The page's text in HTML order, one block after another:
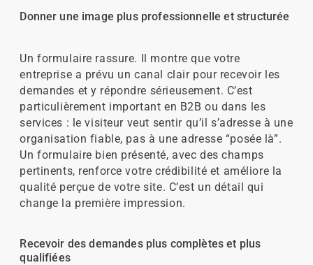
Donner une image plus professionnelle et structurée
Un formulaire rassure. Il montre que votre
entreprise a prévu un canal clair pour recevoir les
demandes et y répondre sérieusement. C’est
particulièrement important en B2B ou dans les
services : le visiteur veut sentir qu’il s’adresse à une
organisation fiable, pas à une adresse “posée là”.
Un formulaire bien présenté, avec des champs
pertinents, renforce votre crédibilité et améliore la
qualité perçue de votre site. C’est un détail qui
change la première impression.
Recevoir des demandes plus complètes et plus
qualifiées